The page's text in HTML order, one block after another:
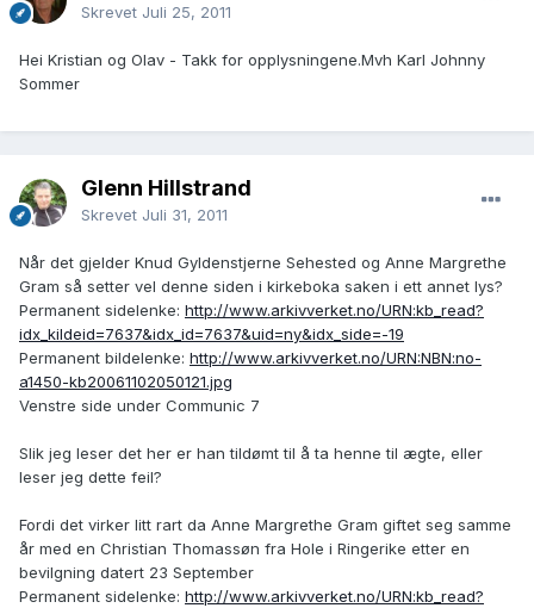
Skrevet Juli 25, 2011
Hei Kristian og Olav - Takk for opplysningene.Mvh Karl Johnny
Sommer
Glenn Hillstrand
Skrevet Juli 31, 2011
Når det gjelder Knud Gyldenstjerne Sehested og Anne Margrethe
Gram så setter vel denne siden i kirkeboka saken i ett annet lys?
Permanent sidelenke: http://www.arkivverket.no/URN:kb_read?
idx_kildeid=7637&idx_id=7637&uid=ny&idx_side=-19
Permanent bildelenke: http://www.arkivverket.no/URN:NBN:no-
a1450-kb20061102050121.jpg
Venstre side under Communic 7
Slik jeg leser det her er han tildømt til å ta henne til ægte, eller
leser jeg dette feil?
Fordi det virker litt rart da Anne Margrethe Gram giftet seg samme
år med en Christian Thomassøn fra Hole i Ringerike etter en
bevilgning datert 23 September
Permanent sidelenke: http://www.arkivverket.no/URN:kb_read?